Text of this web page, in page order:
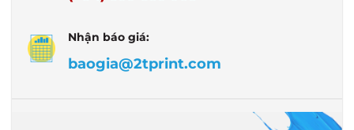
Nhận báo giá:
baogia@2tprint.com